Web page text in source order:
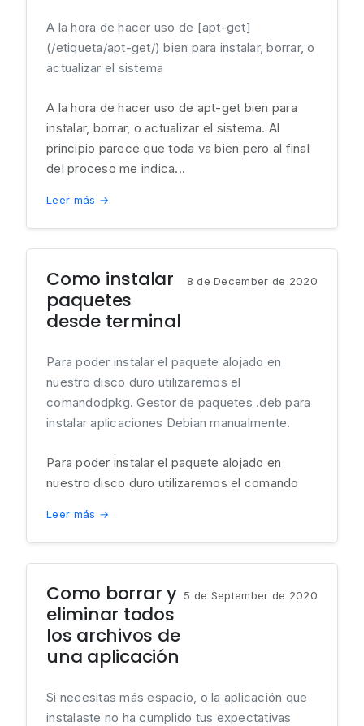
A la hora de hacer uso de [apt-get]
(/etiqueta/apt-get/) bien para instalar, borrar, o
actualizar el sistema
A la hora de hacer uso de apt-get bien para
instalar, borrar, o actualizar el sistema. Al
principio parece que toda va bien pero al final
del proceso me indica...
Leer más →
Como instalar
paquetes
desde terminal
8 de December de 2020
Para poder instalar el paquete alojado en
nuestro disco duro utilizaremos el
comandodpkg. Gestor de paquetes .deb para
instalar aplicaciones Debian manualmente.
Para poder instalar el paquete alojado en
nuestro disco duro utilizaremos el comando
Leer más →
Como borrar y
eliminar todos
los archivos de
una aplicación
5 de September de 2020
Si necesitas más espacio, o la aplicación que
instalaste no ha cumplido tus expectativas